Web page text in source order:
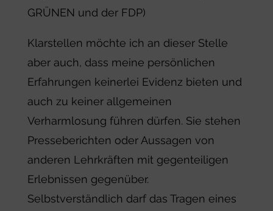
GRÜNEN und der FDP)
Klarstellen möchte ich an dieser Stelle
aber auch, dass meine persönlichen
Erfahrungen keinerlei Evidenz bieten und
auch zu keiner allgemeinen
Verharmlosung führen dürfen. Sie stehen
Presseberichten oder Aussagen von
anderen Lehrkräften mit gegenteiligen
Erlebnissen gegenüber.
Selbstverständlich darf das Tragen eines